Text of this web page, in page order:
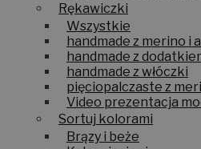
Rękawiczki
Wszystkie
handmade z merino i
handmade z
handmade z włóczki
pięciopalczaste z
Video prezentacja
Sortuj kolorami
Brązy i beże